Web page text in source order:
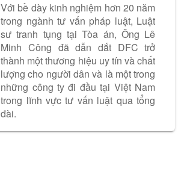
Với bề dày kinh nghiệm hơn 20 năm
trong ngành tư vấn pháp luật, Luật
sư tranh tụng tại Tòa án, Ông Lê
Minh Công đã dẫn dắt DFC trở
thành một thương hiệu uy tín và chất
lượng cho người dân và là một trong
những công ty đi đầu tại Việt Nam
trong lĩnh vực tư vấn luật qua tổng
đài.